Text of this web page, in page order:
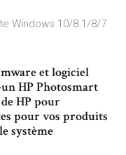
Windows 10/8.1/8/7
et logiciel
HP Photosmart
HP pour
pour vos produits
système